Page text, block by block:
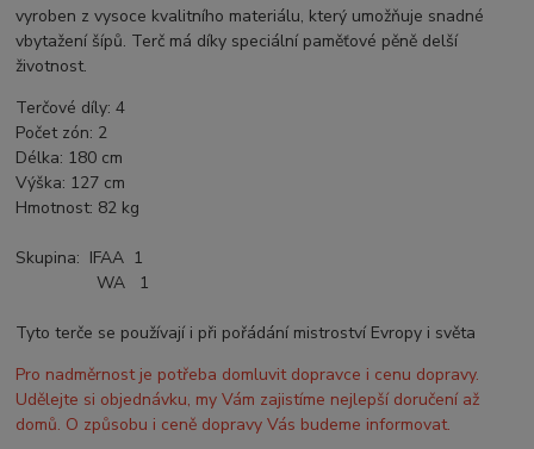
vyroben z vysoce kvalitního materiálu, který umožňuje snadné
vbytažení šípů. Terč má díky speciální paměťové pěně delší
životnost.
Terčové díly:4
Počet zón: 2
Délka: 180 cm
Výška: 127 cm
Hmotnost: 82 kg
Skupina: IFAA 1
WA 1
Tyto terče se používají i při pořádání mistroství Evropy i světa
Pro nadměrnost je potřeba domluvit dopravce i cenu dopravy.
Udělejte si objednávku, my Vám zajistíme nejlepší doručení až
domů. O způsobu i ceně dopravy Vás budeme informovat.